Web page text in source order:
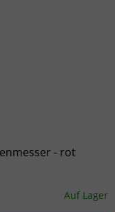
- rot
Auf Lager